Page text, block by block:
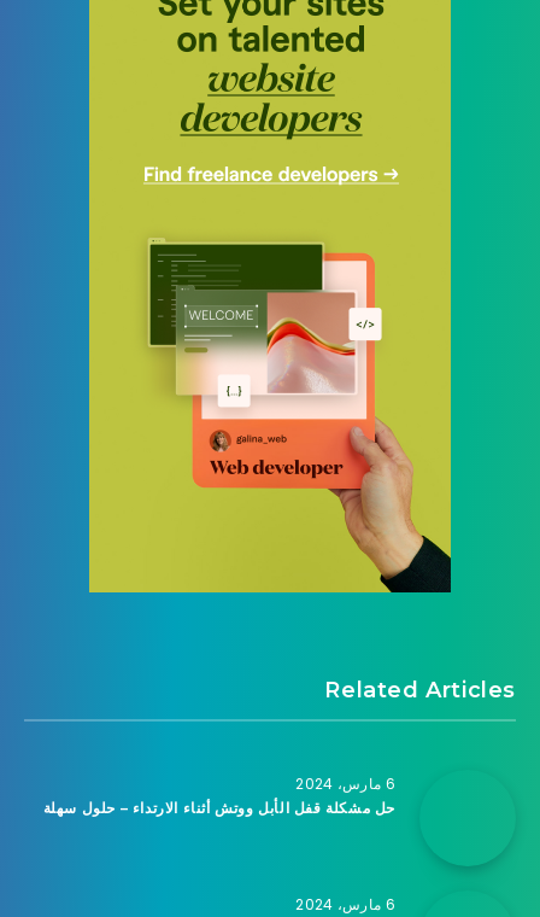
Related Articles
6 مارس، 2024
حل مشكلة قفل الأبل ووتش أثناء الارتداء – حلول سهلة
6 مارس، 2024